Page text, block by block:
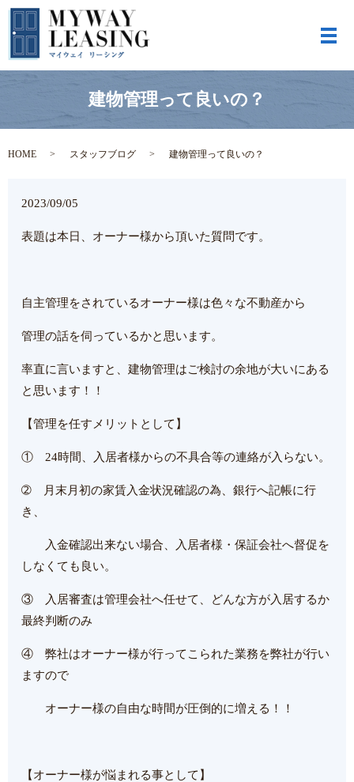
メ
建物管理って良いの？
HOME スタッフブログ 建物管理って良いの？
2023/09/05
表題は本日、オーナー様から頂いた質問です。
自主管理をされているオーナー様は色々な不動産から
管理の話を伺っているかと思います。
率直に言いますと、建物管理はご検討の余地が大いにある
と思います！！
【管理を任すメリットとして】
① 24時間、入居者様からの不具合等の連絡が入らない。
➁ 月末月初の家賃入金状況確認の為、銀行へ記帳に行
き、
入金確認出来ない場合、入居者様・保証会社へ督促を
しなくても良い。
③ 入居審査は管理会社へ任せて、どんな方が入居するか
最終判断のみ
④ 弊社はオーナー様が行ってこられた業務を弊社が行い
ますので
オーナー様の自由な時間が圧倒的に増える！！
【オーナー様が悩まれる事として】